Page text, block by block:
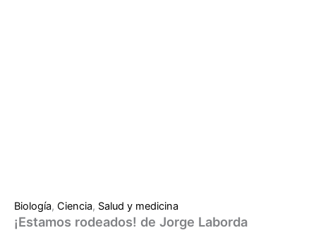
Biología, Ciencia, Salud y medicina
¡Estamos rodeados! de Jorge Laborda